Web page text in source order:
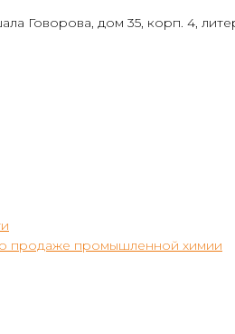
Говорова, дом 35, корп. 4,
продаже промышленной химии